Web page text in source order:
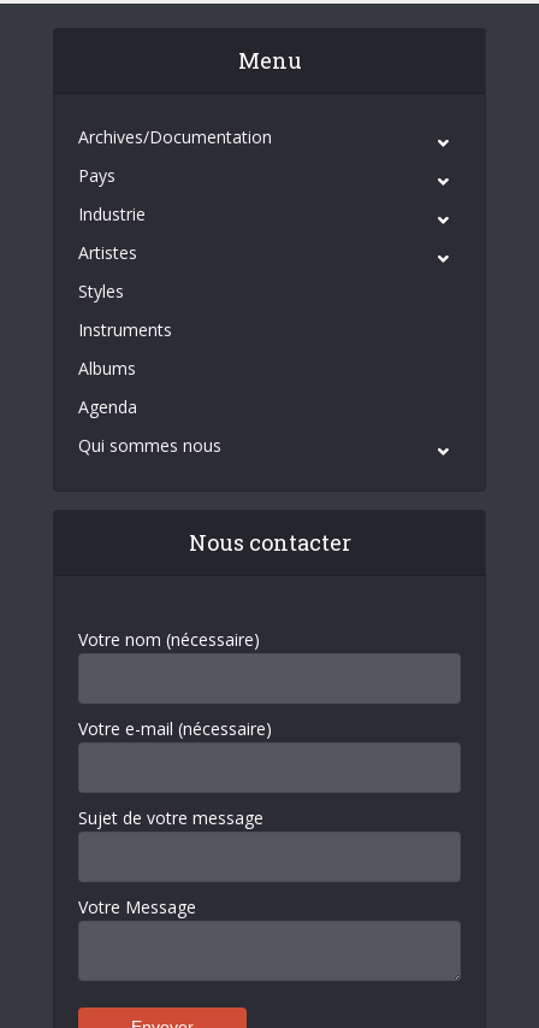
Menu
Archives/Documentation
Pays
Industrie
Artistes
Styles
Instruments
Albums
Agenda
Qui sommes nous
Nous contacter
Votre nom (nécessaire)
Votre e-mail (nécessaire)
Sujet de votre message
Votre Message